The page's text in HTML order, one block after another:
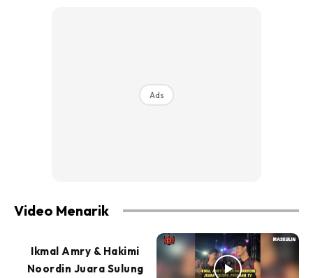
Ads
Video Menarik
Ikmal Amry & Hakimi
Noordin Juara Sulung